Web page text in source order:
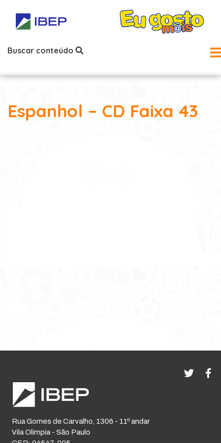
Buscar conteúdo
Espanhol – CD Faixa 43
Rua Gomes de Carvalho, 1306 - 11º andar
Vila Olimpia - São Paulo